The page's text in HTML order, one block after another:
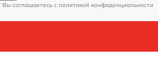
Вы соглашаетесь c политикой конфиденциальности